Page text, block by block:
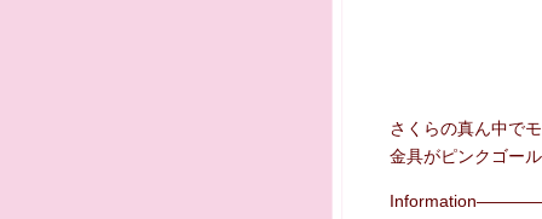
さくらの真ん中で
金具がピンクゴー